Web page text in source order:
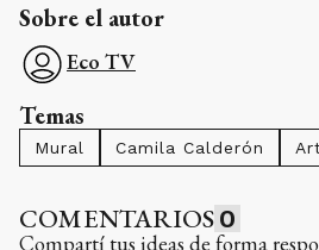
Sobre el autor
Eco TV
Temas
Mural Camila Calderón
COMENTARIOS 0
Compartí tus ideas de forma